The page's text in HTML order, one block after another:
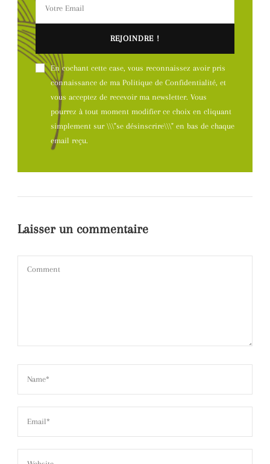
En cochant cette case, vous reconnaissez avoir pris
connaissance de ma Politique de Confidentialité, et
vous acceptez de recevoir ma newsletter. Vous
pourrez à tout moment modifier ce choix en cliquant
simplement sur \\\"se désinscrire\\\" en bas de chaque
email reçu.
Laisser un commentaire